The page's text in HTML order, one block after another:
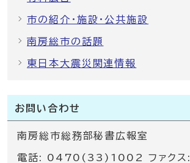
市の紹介・施設・公共施設
南房総市の話題
東日本大震災関連情報
お問い合わせ
南房総市総務部秘書広報室
電話: 0470(33)1002 ファクス: